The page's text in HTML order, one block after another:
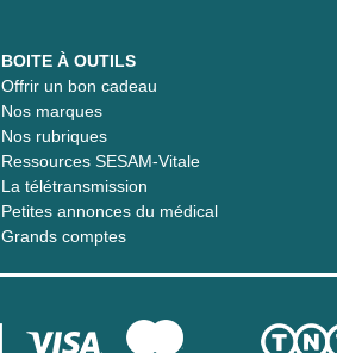
BOITE À OUTILS
Offrir un bon cadeau
Nos marques
Nos rubriques
Ressources SESAM-Vitale
La télétransmission
Petites annonces du médical
Grands comptes